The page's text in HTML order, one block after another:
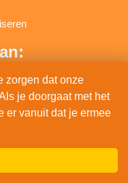
zorgen dat onze
je doorgaat met het
er vanuit dat je ermee